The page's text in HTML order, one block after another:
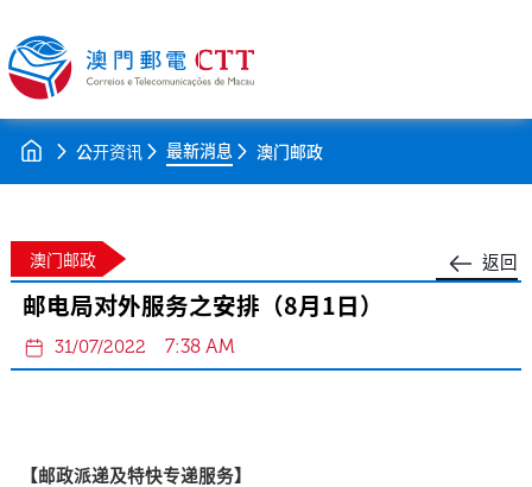
公开资讯 最新消息 澳门邮政
返回
澳门邮政
邮电局对外服务之安排（8月1日）
31/07/2022 7:38 AM
【邮政派递及特快专递服务】